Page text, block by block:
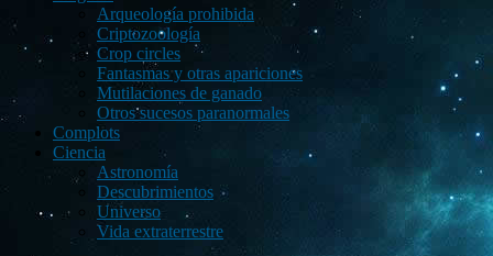
Arqueología prohibida
Criptozoología
Crop circles
Fantasmas y otras apariciones
Mutilaciones de ganado
Otros sucesos paranormales
Complots
Ciencia
Astronomía
Descubrimientos
Universo
Vida extraterrestre